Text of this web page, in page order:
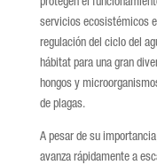
servicios ecosistémicos
regulación del ciclo del
hábitat para una gran
hongos y
de plagas.
A pesar de su
avanza rápidamente a